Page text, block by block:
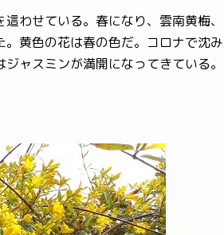
わせている。春になり、雲南黄梅、
黄色の花は春の色だ。コロナで沈み
ャスミンが満開になってきている。